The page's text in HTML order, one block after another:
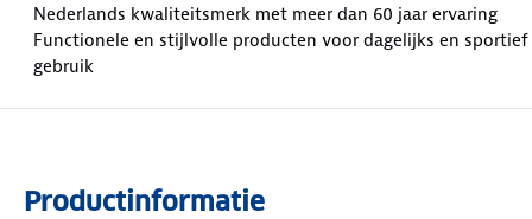
Nederlands kwaliteitsmerk met meer dan 60 jaar ervaring
Functionele en stijlvolle producten voor dagelijks en sportief
gebruik
Productinformatie